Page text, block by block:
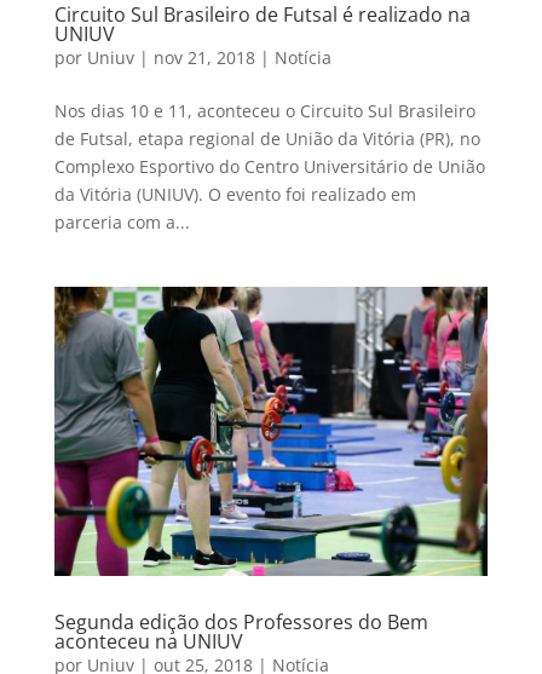
Circuito Sul Brasileiro de Futsal é realizado na
UNIUV
por Uniuv| nov 21, 2018| Notícia
Nos dias 10 e 11, aconteceu o Circuito Sul Brasileiro
de Futsal, etapa regional de União da Vitória (PR), no
Complexo Esportivo do Centro Universitário de União
da Vitória (UNIUV). O evento foi realizado em
parceria com a...
Segunda edição dos Professores do Bem
aconteceu na UNIUV
por Uniuv| out 25, 2018| Notícia